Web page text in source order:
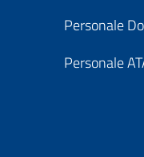
Personale
Personale